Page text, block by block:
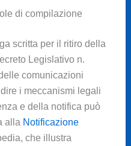
di compilazione
scritta per il ritiro della
Legislativo n.
comunicazioni
i meccanismi legali
e della notifica può
alla Notificazione
che illustra